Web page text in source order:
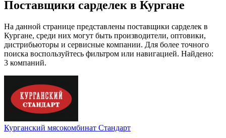
Поставщики сарделек в Кургане
На данной странице представлены поставщики сарделек в
Кургане, среди них могут быть производители, оптовики,
дистрибьюторы и сервисные компании. Для более точного
поиска воспользуйтесь фильтром или навигацией. Найдено:
3 компаний.
Курганский мясокомбинат Стандарт